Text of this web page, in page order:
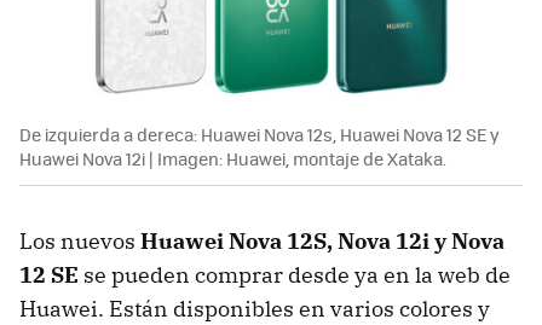
De izquierda a dereca: Huawei Nova 12s, Huawei Nova 12 SE y
Huawei Nova 12i | Imagen: Huawei, montaje de Xataka.
Los nuevos Huawei Nova 12S, Nova 12i y Nova
12 SE se pueden comprar desde ya en la web de
Huawei. Están disponibles en varios colores y